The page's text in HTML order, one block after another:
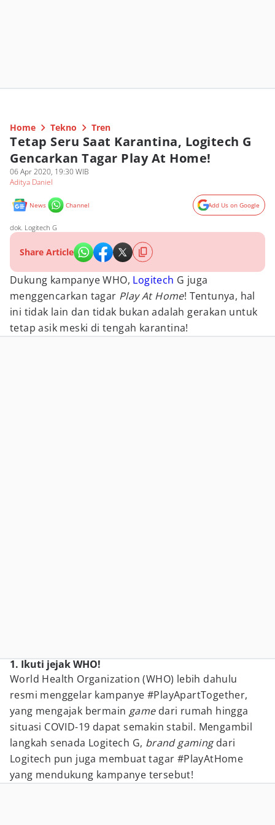
Home Tekno Tren
Tetap Seru Saat Karantina, Logitech G
Gencarkan Tagar Play At Home!
06 Apr 2020, 19:30 WIB
Aditya Daniel
News Channel Add Us on Google
dok. Logitech G
Share Article
Dukung kampanye WHO, Logitech G juga
menggencarkan tagar Play At Home! Tentunya, hal
ini tidak lain dan tidak bukan adalah gerakan untuk
tetap asik meski di tengah karantina!
1. Ikuti jejak WHO!
World Health Organization (WHO) lebih dahulu
resmi menggelar kampanye #PlayApartTogether,
yang mengajak bermain game dari rumah hingga
situasi COVID-19 dapat semakin stabil. Mengambil
langkah senada Logitech G, brand gamingdari
Logitech pun juga membuat tagar #PlayAtHome
yang mendukung kampanye tersebut!